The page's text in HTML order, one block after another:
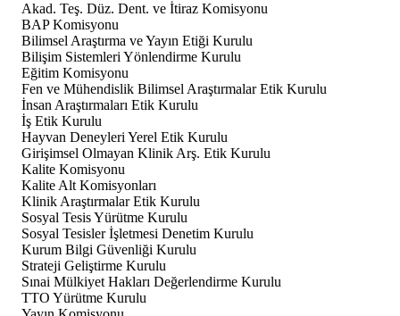
Akad. Teş. Düz. Dent. ve İtiraz Komisyonu
BAP Komisyonu
Bilimsel Araştırma ve Yayın Etiği Kurulu
Bilişim Sistemleri Yönlendirme Kurulu
Eğitim Komisyonu
Fen ve Mühendislik Bilimsel Araştırmalar Etik Kurulu
İnsan Araştırmaları Etik Kurulu
İş Etik Kurulu
Hayvan Deneyleri Yerel Etik Kurulu
Girişimsel Olmayan Klinik Arş. Etik Kurulu
Kalite Komisyonu
Kalite Alt Komisyonları
Klinik Araştırmalar Etik Kurulu
Sosyal Tesis Yürütme Kurulu
Sosyal Tesisler İşletmesi Denetim Kurulu
Kurum Bilgi Güvenliği Kurulu
Strateji Geliştirme Kurulu
Sınai Mülkiyet Hakları Değerlendirme Kurulu
TTO Yürütme Kurulu